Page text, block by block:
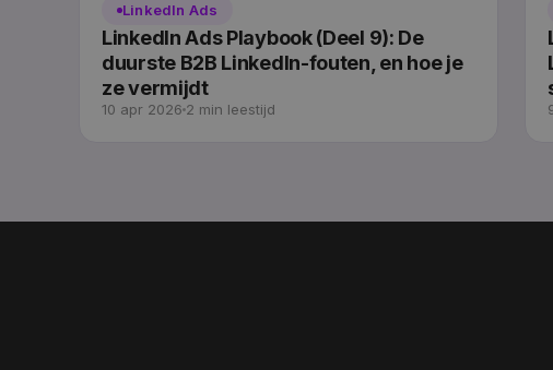
LinkedIn Ads
LinkedIn Ads Playbook (Deel 9): De
duurste B2B LinkedIn-fouten, en hoe je
ze vermijdt
10 apr 2026 2 min leestijd